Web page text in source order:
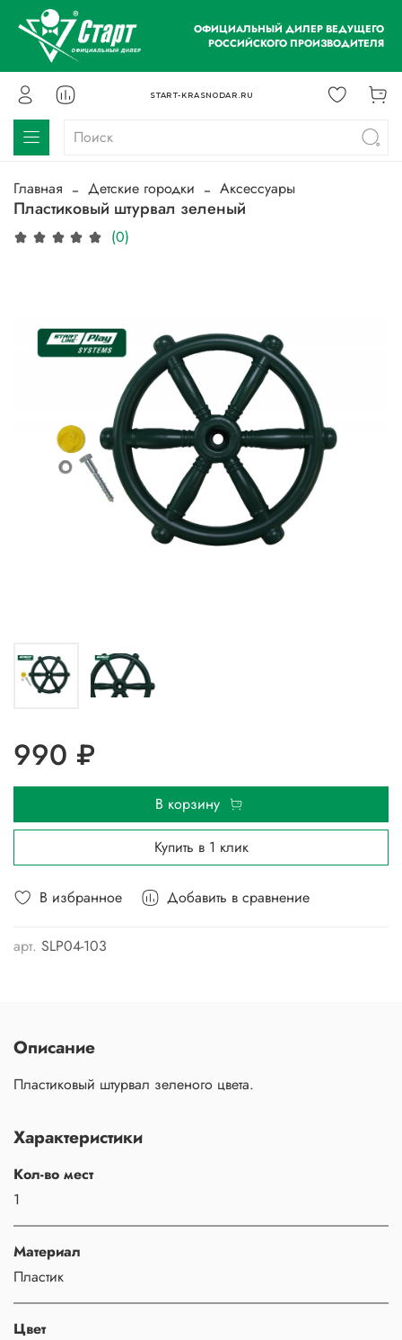
ОФИЦИАЛЬНЫЙ ДИЛЕР ВЕДУЩЕГО
РОССИЙСКОГО ПРОИЗВОДИТЕЛЯ
START-KRASNODAR.RU
Главная Детские городки Аксессуары
Пластиковый штурвал зеленый
(0)
В избранное Добавить в сравнение
арт. SLP04-103
990 ₽
В корзину
Купить в 1 клик
Описание
Пластиковый штурвал зеленого цвета.
Характеристики
Кол-во мест
1
Материал
Пластик
Цвет